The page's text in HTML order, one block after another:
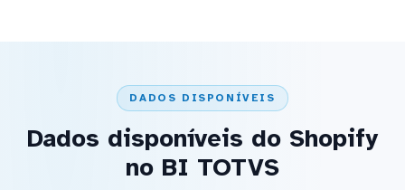
DADOS DISPONÍVEIS
Dados disponíveis do Shopify
no BI TOTVS